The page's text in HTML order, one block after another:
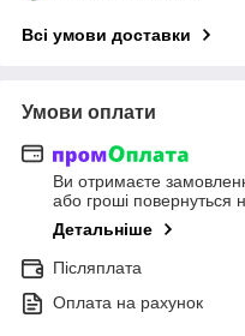
Всі умови доставки
Умови оплати
Ви отримаєте
або гроші повернуться
Детальніше
Післяплата
Оплата на рахунок